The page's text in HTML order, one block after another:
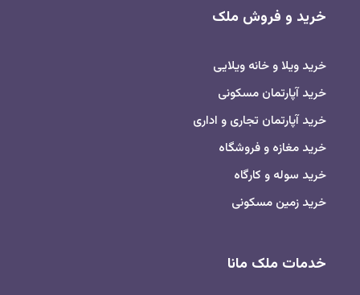
خرید و فروش ملک
خرید ویلا و خانه ویلایی
خرید آپارتمان مسکونی
خرید آپارتمان تجاری و اداری
خرید مغازه و فروشگاه
خرید سوله و کارگاه
خرید زمین مسکونی
خدمات ملک مانا